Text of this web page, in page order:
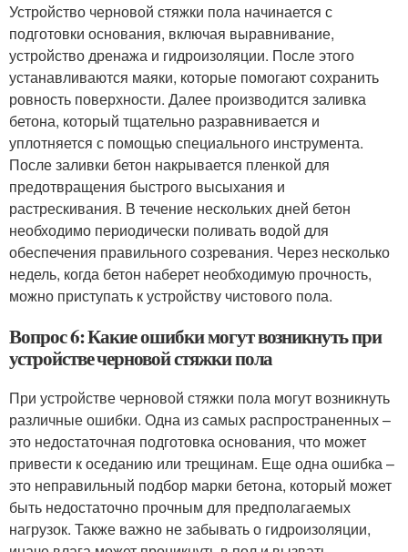
Устройство черновой стяжки пола начинается с
подготовки основания, включая выравнивание,
устройство дренажа и гидроизоляции. После этого
устанавливаются маяки, которые помогают сохранить
ровность поверхности. Далее производится заливка
бетона, который тщательно разравнивается и
уплотняется с помощью специального инструмента.
После заливки бетон накрывается пленкой для
предотвращения быстрого высыхания и
растрескивания. В течение нескольких дней бетон
необходимо периодически поливать водой для
обеспечения правильного созревания. Через несколько
недель, когда бетон наберет необходимую прочность,
можно приступать к устройству чистового пола.
Вопрос 6: Какие ошибки могут возникнуть при
устройстве черновой стяжки пола
При устройстве черновой стяжки пола могут возникнуть
различные ошибки. Одна из самых распространенных –
это недостаточная подготовка основания, что может
привести к оседанию или трещинам. Еще одна ошибка –
это неправильный подбор марки бетона, который может
быть недостаточно прочным для предполагаемых
нагрузок. Также важно не забывать о гидроизоляции,